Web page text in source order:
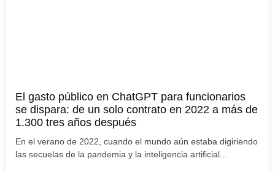
El gasto público en ChatGPT para funcionarios
se dispara: de un solo contrato en 2022 a más de
1.300 tres años después
En el verano de 2022, cuando el mundo aún estaba digiriendo
las secuelas de la pandemia y la inteligencia artificial...